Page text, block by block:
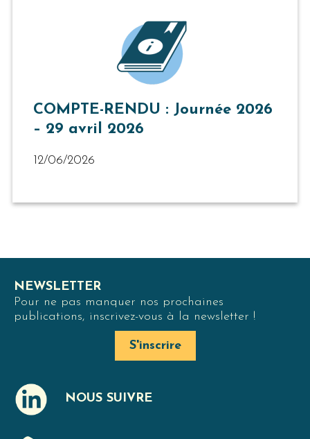
COMPTE-RENDU : Journée 2026
– 29 avril 2026
12/06/2026
NEWSLETTER
Pour ne pas manquer nos prochaines
publications, inscrivez-vous à la newsletter !
S'inscrire
NOUS SUIVRE